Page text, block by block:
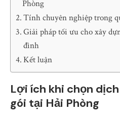
Phòng
Tính chuyên nghiệp trong
Giải pháp tối ưu cho xây
đình
Kết luận
Lợi ích khi chọn
gói tại Hải Phòng